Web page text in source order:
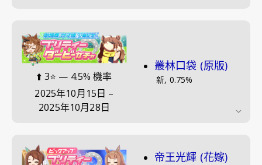
⬆️ 3⭐ — 4.5% 機率
2025年10月15日 –
2025年10月28日
叢林口袋 (原版)
新, 0.75%
帝王光輝 (花嫁)